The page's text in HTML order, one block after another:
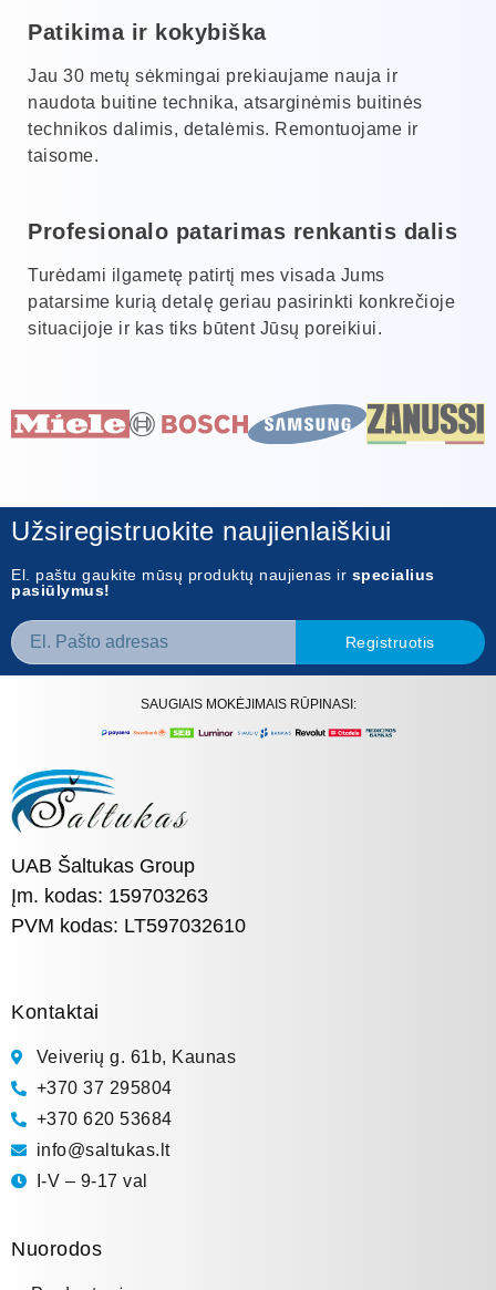
Patikima ir kokybiška
Jau 30 metų sėkmingai prekiaujame nauja ir
naudota buitine technika, atsarginėmis buitinės
technikos dalimis, detalėmis. Remontuojame ir
taisome.
Profesionalo patarimas renkantis dalis
Turėdami ilgametę patirtį mes visada Jums
patarsime kurią detalę geriau pasirinkti konkrečioje
situacijoje ir kas tiks būtent Jūsų poreikiui.
Užsiregistruokite naujienlaiškiui
El. paštu gaukite mūsų produktų naujienas ir specialius
pasiūlymus!
Registruotis
SAUGIAIS MOKĖJIMAIS RŪPINASI:
UAB Šaltukas Group
Įm. kodas: 159703263
PVM kodas: LT597032610
Kontaktai
Veiverių g. 61b, Kaunas
+370 37 295804
+370 620 53684
info@saltukas.lt
I-V – 9-17 val
Nuorodos